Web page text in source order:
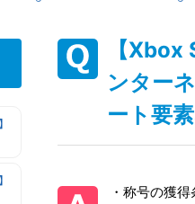
【
ンター
ート要
・称号の獲